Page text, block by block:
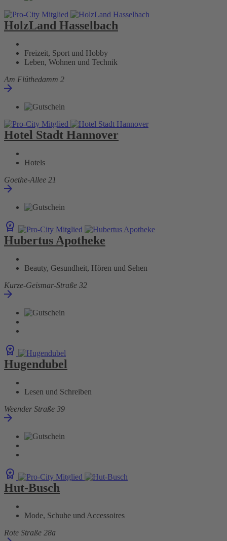
HolzLand Hasselbach
Freizeit, Sport und Hobby
Leben, Wohnen und Technik
Am Flüthedamm 2
Hotel Stadt Hannover
Hotels
Goethe-Allee 21
Hubertus Apotheke
Beauty, Gesundheit, Hören und Sehen
Kurze-Geismar-Straße 32
Hugendubel
Lesen und Schreiben
Weender Straße 39
Hut-Busch
Mode, Schuhe und Accessoires
Rote Straße 28a